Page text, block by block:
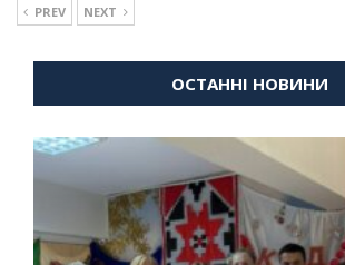
PREV NEXT
ОСТАННІ НОВИНИ
ВІЙНА ДІАСПОРА КУЛЬТУРНІ ТОВАРИСТВА
ВІЙНА ДІАСПОРА КУЛЬТУРНІ ТОВАРИСТВА
ДІАСПОРА КУЛЬТУРНІ ТОВАРИСТВА
ДІАСПОРИ
ПОДІЇ СПІЛКИ ПОЛІТИКА
ВІЙНА ДІАСПОРА КУЛЬТУРНІ ТОВАРИСТВА